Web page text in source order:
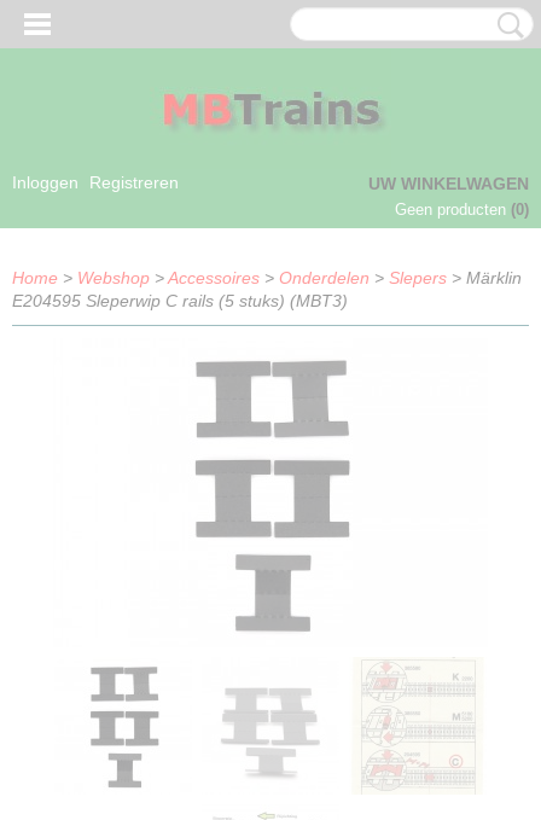
Inloggen Registreren UW WINKELWAGEN
Geen producten (0)
Home > Webshop >Accessoires > Onderdelen > Slepers > Märklin
E204595 Sleperwip C rails (5 stuks) (MBT3)